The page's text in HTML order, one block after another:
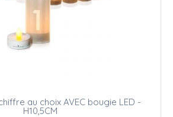
au choix AVEC bougie LED -
H10,5CM